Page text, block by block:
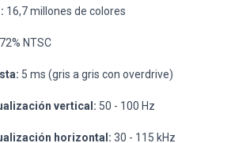
16,7 millones de colores
72% NTSC
5 ms (gris a gris con overdrive)
vertical: 50 - 100 Hz
horizontal: 30 - 115 kHz